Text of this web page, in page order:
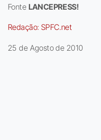
Fonte LANCEPRESS!
Redação: SPFC.net
25 de Agosto de 2010